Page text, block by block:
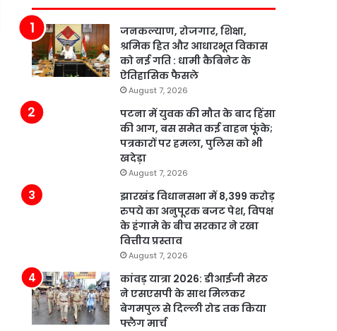
जनकल्याण, रोजगार, शिक्षा,
श्रमिक हित और आधारभूत विकास
को नई गति : धामी कैबिनेट के
ऐतिहासिक फैसले
August 7, 2026
पटना में युवक की मौत के बाद हिंसा
की आग, बस समेत कई वाहन फूंके;
पत्रकारों पर हमला, पुलिस को भी
खदेड़ा
August 7, 2026
झारखंड विधानसभा में 8,399 करोड़
रुपये का अनुपूरक बजट पेश, विपक्ष
के हंगामे के बीच सरकार ने रखा
वित्तीय प्रस्ताव
August 7, 2026
कांवड़ यात्रा 2026: डीआईजी मेरठ
ने एसएसपी के साथ मिलकर
बेगमपुल से दिल्ली रोड तक किया
फ्लैग मार्च